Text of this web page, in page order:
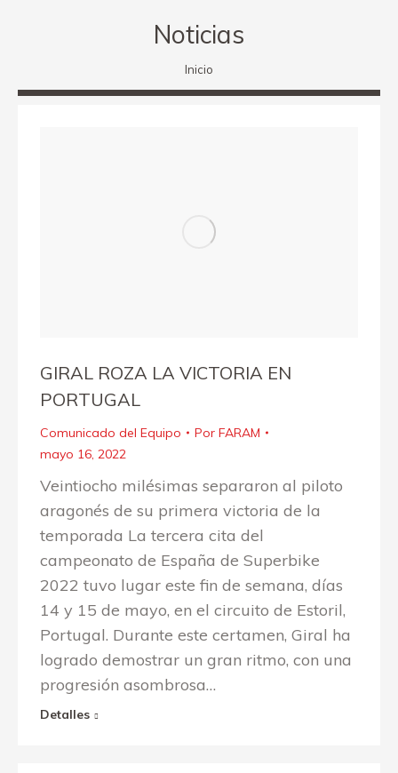
Noticias
Estás aquí:
Inicio
GIRAL ROZA LA VICTORIA EN
PORTUGAL
Comunicado del Equipo Por FARAM
mayo 16, 2022
Veintiocho milésimas separaron al piloto
aragonés de su primera victoria de la
temporada La tercera cita del
campeonato de España de Superbike
2022 tuvo lugar este fin de semana, días
14 y 15 de mayo, en el circuito de Estoril,
Portugal. Durante este certamen, Giral ha
logrado demostrar un gran ritmo, con una
progresión asombrosa…
Detalles